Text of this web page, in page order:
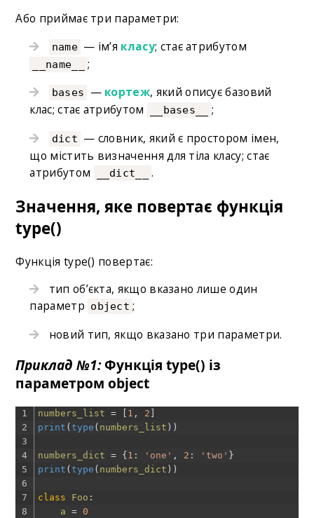
Або приймає три параметри:
name — ім’я класу; стає атрибутом
__name__ ;
bases — кортеж, який описує базовий
клас; стає атрибутом
__bases__ ;
dict — словник, який є простором імен,
що містить визначення для тіла класу; стає
атрибутом
__dict__ .
Значення, яке повертає функція
type()
Функція type() повертає:
тип об’єкта, якщо вказано лише один
параметр object ;
новий тип, якщо вказано три параметри.
Приклад №1:Функція type() із
параметром object
1
2
3
4
5
6
7
8
numbers_list = 1 , 2
print (type ( numbers_list ) )
numbers_dict = { 1 : 'one' , 2 : 'two' }
print (type ( numbers_dict ) )
class Foo :
a
= 0